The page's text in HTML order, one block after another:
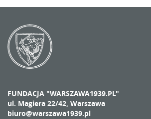
FUNDACJA "WARSZAWA1939.PL"
ul. Magiera 22/42, Warszawa
biuro@warszawa1939.pl